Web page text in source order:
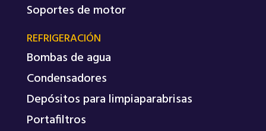
Soportes de motor
REFRIGERACIÓN
Bombas de agua
Condensadores
Depósitos para limpiaparabrisas
Portafiltros